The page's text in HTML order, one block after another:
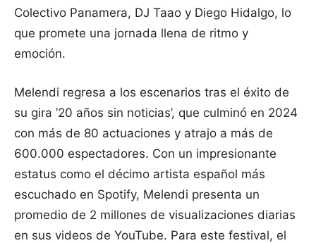
Colectivo Panamera, DJ Taao y Diego Hidalgo, lo
que promete una jornada llena de ritmo y
emoción.
Melendi regresa a los escenarios tras el éxito de
su gira ’20 años sin noticias’, que culminó en 2024
con más de 80 actuaciones y atrajo a más de
600.000 espectadores. Con un impresionante
estatus como el décimo artista español más
escuchado en Spotify, Melendi presenta un
promedio de 2 millones de visualizaciones diarias
en sus videos de YouTube. Para este festival, el